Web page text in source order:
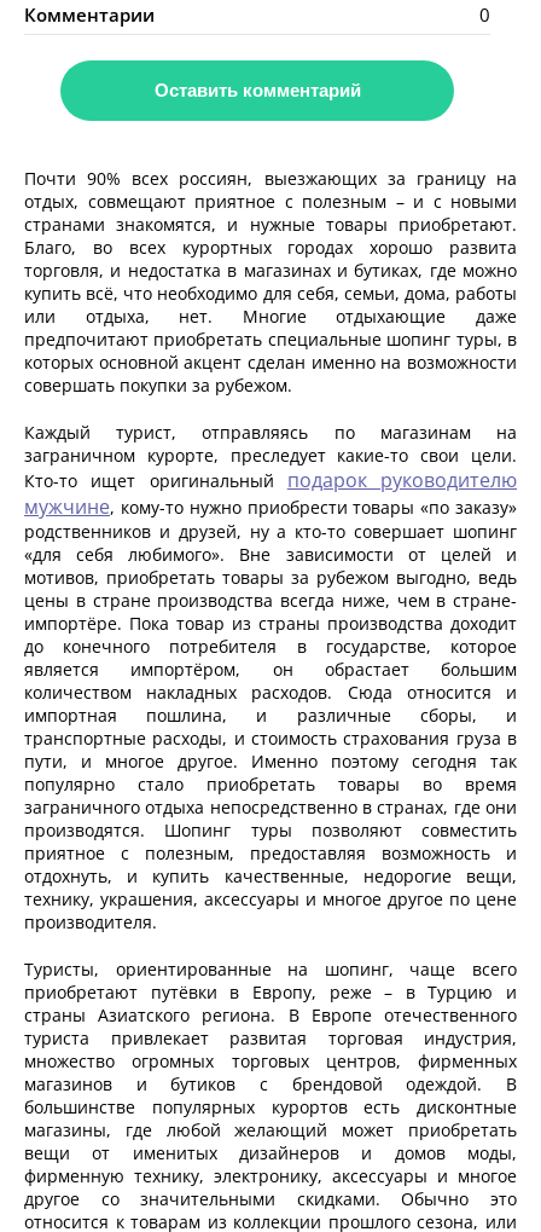
Комментарии
0
Оставить комментарий
Почти 90% всех россиян, выезжающих за границу на
отдых, совмещают приятное с полезным – и с новыми
странами знакомятся, и нужные товары приобретают.
Благо, во всех курортных городах хорошо развита
торговля, и недостатка в магазинах и бутиках, где можно
купить всё, что необходимо для себя, семьи, дома, работы
или отдыха, нет. Многие отдыхающие даже
предпочитают приобретать специальные шопинг туры, в
которых основной акцент сделан именно на возможности
совершать покупки за рубежом.
Каждый турист, отправляясь по магазинам на
заграничном курорте, преследует какие-то свои цели.
Кто-то ищет оригинальный подарок руководителю
мужчине, кому-то нужно приобрести товары «по заказу»
родственников и друзей, ну а кто-то совершает шопинг
«для себя любимого». Вне зависимости от целей и
мотивов, приобретать товары за рубежом выгодно, ведь
цены в стране производства всегда ниже, чем в стране-
импортёре. Пока товар из страны производства доходит
до конечного потребителя в государстве, которое
является импортёром, он обрастает большим
количеством накладных расходов. Сюда относится и
импортная пошлина, и различные сборы, и
транспортные расходы, и стоимость страхования груза в
пути, и многое другое. Именно поэтому сегодня так
популярно стало приобретать товары во время
заграничного отдыха непосредственно в странах, где они
производятся. Шопинг туры позволяют совместить
приятное с полезным, предоставляя возможность и
отдохнуть, и купить качественные, недорогие вещи,
технику, украшения, аксессуары и многое другое по цене
производителя.
Туристы, ориентированные на шопинг, чаще всего
приобретают путёвки в Европу, реже – в Турцию и
страны Азиатского региона. В Европе отечественного
туриста привлекает развитая торговая индустрия,
множество огромных торговых центров, фирменных
магазинов и бутиков с брендовой одеждой. В
большинстве популярных курортов есть дисконтные
магазины, где любой желающий может приобретать
вещи от именитых дизайнеров и домов моды,
фирменную технику, электронику, аксессуары и многое
другое со значительными скидками. Обычно это
относится к товарам из коллекции прошлого сезона, или